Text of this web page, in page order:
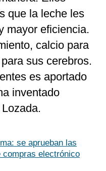
que la leche les
mayor eficiencia.
calcio para
sus cerebros.
es aportado
inventado
se aprueban las
compras electrónico